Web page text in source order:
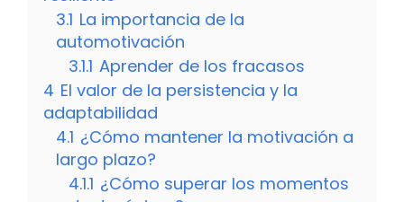
3.1 La importancia de la
automotivación
3.1.1 Aprender de los fracasos
4 El valor de la persistencia y la
adaptabilidad
4.1 ¿Cómo mantener la motivación a
largo plazo?
4.1.1 ¿Cómo superar los momentos